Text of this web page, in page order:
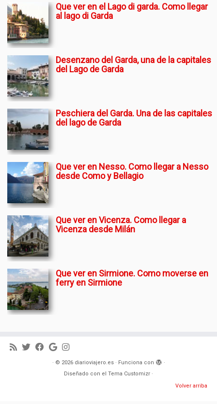
Que ver en el Lago di garda. Como llegar
al lago di Garda
Desenzano del Garda, una de la capitales
del Lago de Garda
Peschiera del Garda. Una de las capitales
del lago de Garda
Que ver en Nesso. Como llegar a Nesso
desde Como y Bellagio
Que ver en Vicenza. Como llegar a
Vicenza desde Milán
Que ver en Sirmione. Como moverse en
ferry en Sirmione
· © 2026 diarioviajero.es· Funciona con
·
Diseñado con el Tema Customizr ·
Volver arriba